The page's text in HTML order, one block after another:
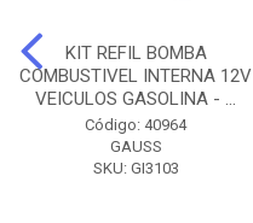
KIT REFIL BOMBA
COMBUSTIVEL INTERNA 12V
VEICULOS GASOLINA - ...
Código: 40964
GAUSS
SKU: GI3103